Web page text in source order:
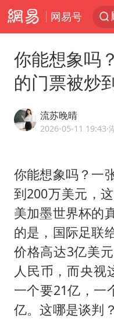
网易号
你能想象吗
的门票被炒
流苏晚晴
2026-05-11 19:43·
你能想象吗？一
到200万美元，
美加墨世界杯的
的是，国际足联
价格高达3亿美
人民币，而央视
一个要21亿，一
亿。这哪是谈判